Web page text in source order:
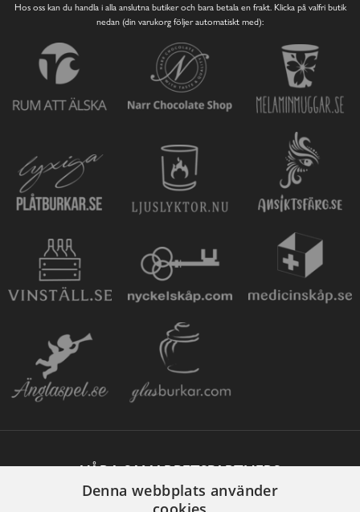
Hos oss kan du handla i alla anslutna butiker och bara betala en frakt. Klicka på valfri butik
nedan (din varukorg följer automatiskt med):
VÅRA SAMARBETSPARTNERS
Denna webbplats använder